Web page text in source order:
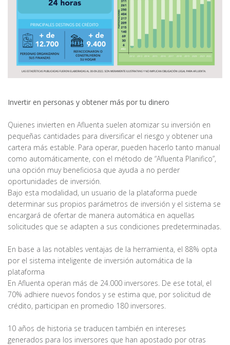
Invertir en personas y obtener más por tu dinero
Quienes invierten en Afluenta suelen atomizar su inversión en
pequeñas cantidades para diversificar el riesgo y obtener una
cartera más estable. Para operar, pueden hacerlo tanto manual
como automáticamente, con el método de “Afluenta Planifico”,
una opción muy beneficiosa que ayuda a no perder
oportunidades de inversión.
Bajo esta modalidad, un usuario de la plataforma puede
determinar sus propios parámetros de inversión y el sistema se
encargará de ofertar de manera automática en aquellas
solicitudes que se adapten a sus condiciones predeterminadas.
En base a las notables ventajas de la herramienta, el 88% opta
por el sistema inteligente de inversión automática de la
plataforma
En Afluenta operan más de 24.000 inversores. De ese total, el
70% adhiere nuevos fondos y se estima que, por solicitud de
crédito, participan en promedio 180 inversores.
10 años de historia se traducen también en intereses
generados para los inversores que han apostado por otras